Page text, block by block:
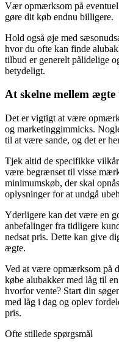
Vær opmærksom på
gøre dit køb endnu billigere.
Hold også øje med
hvor du ofte kan finde
tilbud er generelt pålidelige
betydeligt.
At skelne mellem
Det er vigtigt at være
og marketinggimmicks.
til at være sande, og det er
Tjek altid de specifikke
være begrænset til visse
minimumskøb, der skal
oplysninger for at undgå
Yderligere kan det være en
anbefalinger fra tidligere
nedsat pris. Dette kan give
ægte.
Ved at være opmærksom på
købe alubakker med låg til
hvorfor vente? Start din
med låg i dag og oplev
pris.
Ofte stillede spørgsmål